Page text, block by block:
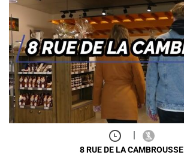
|
8 RUE DE LA CAMBROUSSE